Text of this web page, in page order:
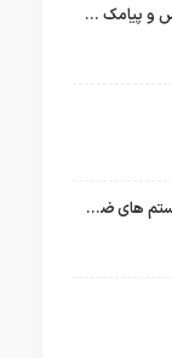
بهترین برنامه مسدود کننده تماس و پیامک در سال 2026
بهترین نسخه ویندوز 7 برای سیستم های ضعیف